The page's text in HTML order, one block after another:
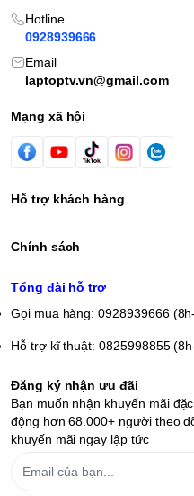
Hotline
0928939666
Email
laptoptv.vn@gmail.com
Mạng xã hội
Hỗ trợ khách hàng
Chính sách
Tổng đài hỗ trợ
Gọi mua hàng: 0928939666
Hỗ trợ kĩ thuật: 0825998855
Đăng ký nhận ưu đãi
Bạn muốn nhận khuyến mãi
động hơn 68.000+ người theo
khuyến mãi ngay lập tức